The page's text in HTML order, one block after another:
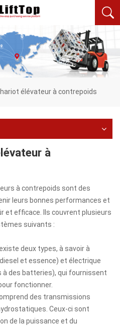
élévateur à contrepoids
à
à contrepoids sont des
leurs bonnes performances et
et efficace. Ils couvrent plusieurs
suivants :
deux types, à savoir à
et essence) et électrique
des batteries), qui fournissent
fonctionner.
des transmissions
Ceux-ci sont
de la puissance et du